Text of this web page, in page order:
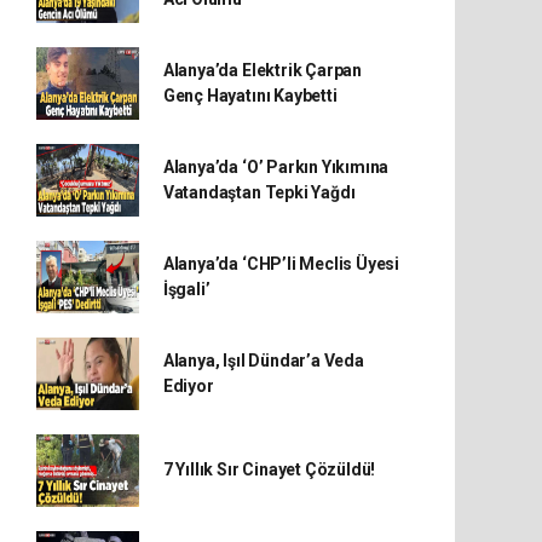
Alanya’da Elektrik Çarpan
Genç Hayatını Kaybetti
Alanya’da ‘O’ Parkın Yıkımına
Vatandaştan Tepki Yağdı
Alanya’da ‘CHP’li Meclis Üyesi
İşgali’
Alanya, Işıl Dündar’a Veda
Ediyor
7 Yıllık Sır Cinayet Çözüldü!